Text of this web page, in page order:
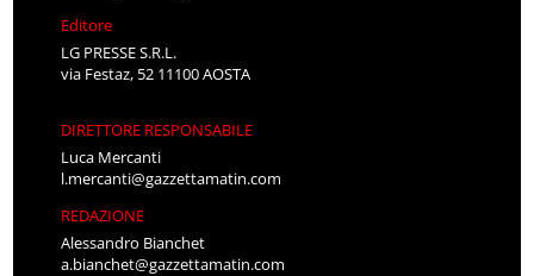
Editore
LG PRESSE S.R.L.
via Festaz, 52 11100 AOSTA
DIRETTORE RESPONSABILE
Luca Mercanti
l.mercanti@gazzettamatin.com
REDAZIONE
Alessandro Bianchet
a.bianchet@gazzettamatin.com